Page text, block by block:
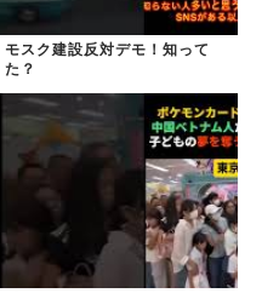
モスク建設反対デモ！知って
た？